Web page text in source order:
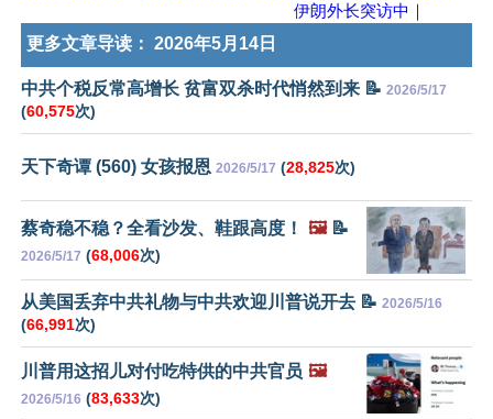
伊朗外长突访中｜
更多文章导读： 2026年5月14日
中共个税反常高增长 贫富双杀时代悄然到来 📝 2026/5/17
(60,575次)
天下奇谭 (560) 女孩报恩 2026/5/17 (28,825次)
蔡奇稳不稳？全看沙发、鞋跟高度！ 🖼️📝
2026/5/17 (68,006次)
从美国丢弃中共礼物与中共欢迎川普说开去 📝 2026/5/16
(66,991次)
川普用这招儿对付吃特供的中共官员 🖼️
2026/5/16 (83,633次)